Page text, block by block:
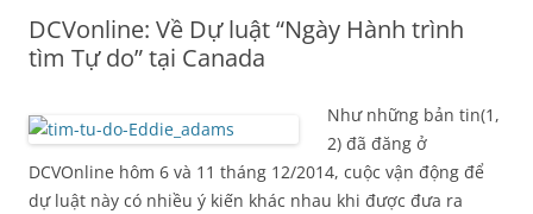
DCVonline: Về Dự luật “Ngày Hành trình
tìm Tự do” tại Canada
Như những bản tin(1,
2) đã đăng ở
DCVOnline hôm 6 và 11 tháng 12/2014, cuộc vận động để
dự luật này có nhiều ý kiến khác nhau khi được đưa ra